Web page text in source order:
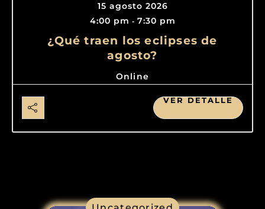
15 agosto 2026
4:00 pm - 7:30 pm
¿Qué traen los eclipses de
agosto?
Online
VER DETALLE